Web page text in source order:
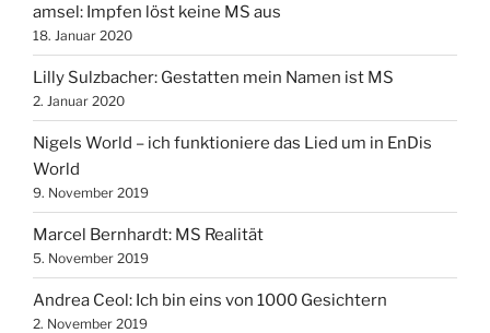
amsel: Impfen löst keine MS aus
18. Januar 2020
Lilly Sulzbacher: Gestatten mein Namen ist MS
2. Januar 2020
Nigels World – ich funktioniere das Lied um in EnDis
World
9. November 2019
Marcel Bernhardt: MS Realität
5. November 2019
Andrea Ceol: Ich bin eins von 1000 Gesichtern
2. November 2019